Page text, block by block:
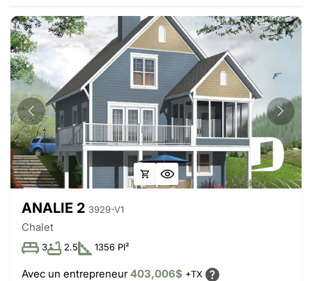
ANALIE 2 3929-V1
Chalet
3 2.5 1356 PI²
Avec un entrepreneur403,006$ +TX